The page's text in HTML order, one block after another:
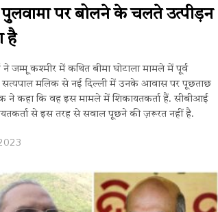
पर बोलने के चलते उत्पीड़न
है
जम्मू कश्मीर में कथित बीमा घोटाला मामले में पूर्व
सत्यपाल मलिक से नई दिल्ली में उनके आवास पर पूछताछ
ने कहा कि वह इस मामले में शिकायतकर्ता हैं. सीबीआई
से इस तरह से सवाल पूछने की ज़रूरत नहीं है.